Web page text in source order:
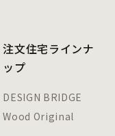
注文住宅ラインナ
ップ
DESIGN BRIDGE
Wood Original